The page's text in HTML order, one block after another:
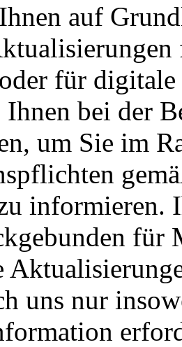
auf
für
bei der
um Sie im
informieren.
uns nur